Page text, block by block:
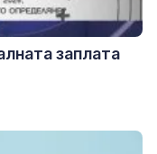
заплата